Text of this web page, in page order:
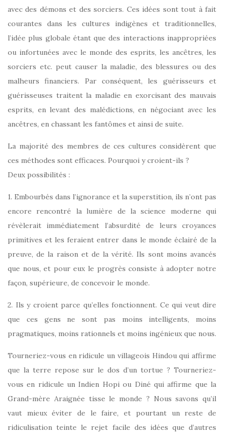
avec des démons et des sorciers. Ces idées sont tout à fait
courantes dans les cultures indigènes et traditionnelles,
l’idée plus globale étant que des interactions inappropriées
ou infortunées avec le monde des esprits, les ancêtres, les
sorciers etc. peut causer la maladie, des blessures ou des
malheurs financiers. Par conséquent, les guérisseurs et
guérisseuses traitent la maladie en exorcisant des mauvais
esprits, en levant des malédictions, en négociant avec les
ancêtres, en chassant les fantômes et ainsi de suite.
La majorité des membres de ces cultures considèrent que
ces méthodes sont efficaces. Pourquoi y croient-ils ?
Deux possibilités :
1. Embourbés dans l’ignorance et la superstition, ils n’ont pas
encore rencontré la lumière de la science moderne qui
révèlerait immédiatement l’absurdité de leurs croyances
primitives et les feraient entrer dans le monde éclairé de la
preuve, de la raison et de la vérité. Ils sont moins avancés
que nous, et pour eux le progrès consiste à adopter notre
façon, supérieure, de concevoir le monde.
2. Ils y croient parce qu’elles fonctionnent. Ce qui veut dire
que ces gens ne sont pas moins intelligents, moins
pragmatiques, moins rationnels et moins ingénieux que nous.
Tourneriez-vous en ridicule un villageois Hindou qui affirme
que la terre repose sur le dos d’un tortue ? Tourneriez-
vous en ridicule un Indien Hopi ou Diné qui affirme que la
Grand-mère Araignée tisse le monde ? Nous savons qu’il
vaut mieux éviter de le faire, et pourtant un reste de
ridiculisation teinte le rejet facile des idées que d’autres